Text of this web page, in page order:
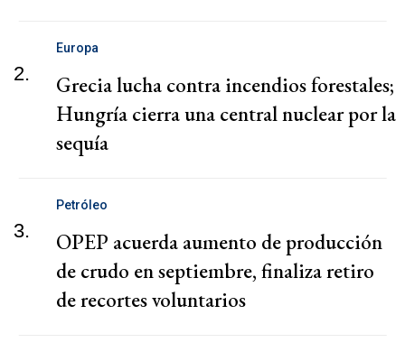
2.
Europa
Grecia lucha contra incendios forestales;
Hungría cierra una central nuclear por la
sequía
3.
Petróleo
OPEP acuerda aumento de producción
de crudo en septiembre, finaliza retiro
de recortes voluntarios